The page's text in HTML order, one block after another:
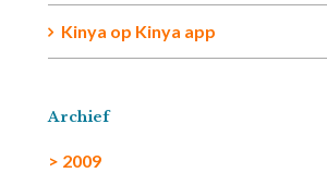
Kinya op Kinya app
Archief
> 2009